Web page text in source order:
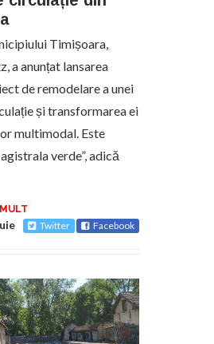
Timișoara,
a anunțat lansarea
de remodelare a unei
și transformarea ei
multimodal. Este
verde”, adică
Twitter Facebook